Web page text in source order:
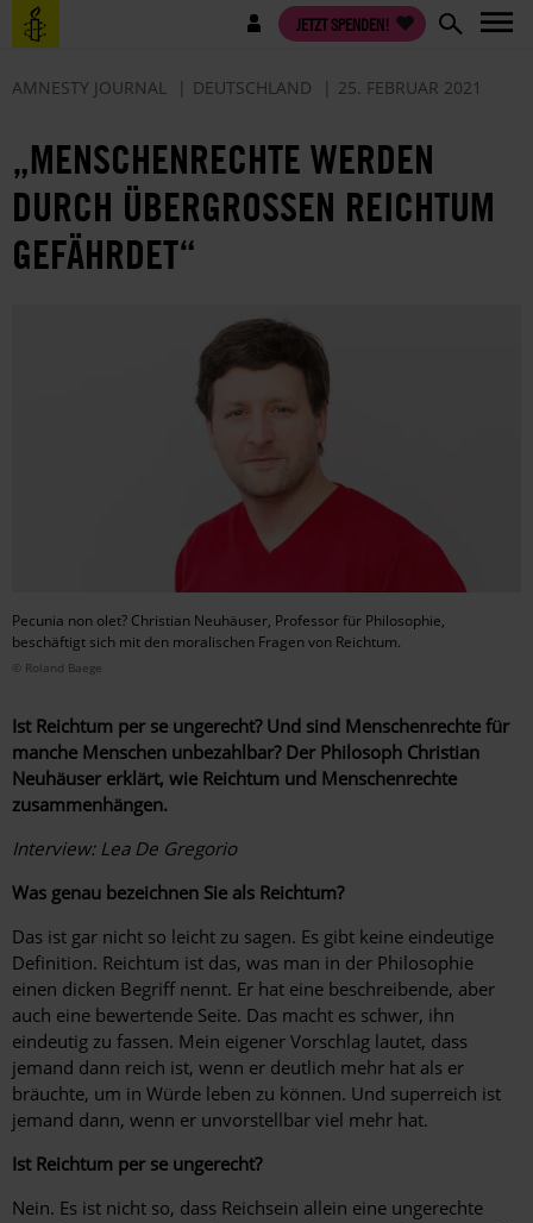
Direkt
zum
Benutzermenü JETZT SPENDEN!
AMNESTY JOURNAL DEUTSCHLAND 25. FEBRUAR 2021
„MENSCHENRECHTE WERDEN
DURCH ÜBERGROSSEN REICHTUM G
EFÄHRDET“
Pecunia non olet? Christian Neuhäuser, Professor für Philosophie,
beschäftigt sich mit den moralischen Fragen von Reichtum.
© Roland Baege
Ist Reichtum per se ungerecht? Und sind Menschenrechte für
manche Menschen unbezahlbar? Der Philosoph Christian
Neuhäuser erklärt, wie Reichtum und Menschenrechte
zusammenhängen.
Interview: Lea De Gregorio
Was genau bezeichnen Sie als Reichtum?
Das ist gar nicht so leicht zu sagen. Es gibt keine eindeutige
Definition. Reichtum ist das, was man in der Philosophie
einen dicken Begriff nennt. Er hat eine beschreibende, aber
auch eine bewertende Seite. Das macht es schwer, ihn
eindeutig zu fassen. Mein eigener Vorschlag lautet, dass
jemand dann reich ist, wenn er deutlich mehr hat als er
bräuchte, um in Würde leben zu können. Und superreich ist
jemand dann, wenn er unvorstellbar viel mehr hat.
Ist Reichtum per se ungerecht?
Nein. Es ist nicht so, dass Reichsein allein eine ungerechte